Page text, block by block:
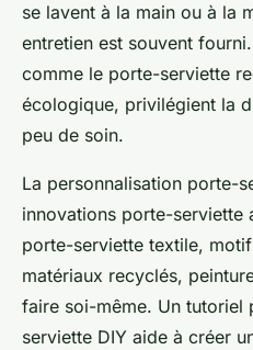
se lavent à la main ou à la
entretien est souvent
comme le porte-serviette
écologique, privilégient la
peu de soin.
La personnalisation porte-
innovations porte-serviette
porte-serviette textile,
matériaux recyclés,
faire soi-même. Un
serviette DIY aide à créer